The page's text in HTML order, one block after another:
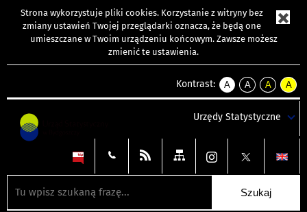
Strona wykorzystuje pliki cookies. Korzystanie z witryny bez
zmiany ustawień Twojej przeglądarki oznacza, że będą one
umieszczane w Twoim urządzeniu końcowym. Zawsze możesz
zmienić te ustawienia.
Kontrast:
A
kontrast
A
kontrast
tekst
czarnym
A
kontrast
tekst
czarnym
A
tekst
żółtym
Urzędy Statystyczne